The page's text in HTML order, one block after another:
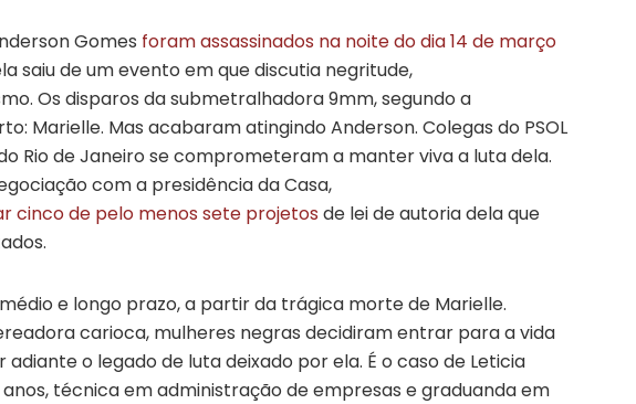
Gomes foram assassinados na noite do dia 14 de março
saiu de um evento em que discutia negritude,
Os disparos da submetralhadora 9mm, segundo a
Marielle. Mas acabaram atingindo Anderson. Colegas do PSOL
Rio de Janeiro se comprometeram a manter viva a luta dela.
com a presidência da Casa,
cinco de pelo menos sete projetos de lei de autoria dela que
e longo prazo, a partir da trágica morte de Marielle.
carioca, mulheres negras decidiram entrar para a vida
o legado de luta deixado por ela. É o caso de Leticia
anos, técnica em administração de empresas e graduanda em